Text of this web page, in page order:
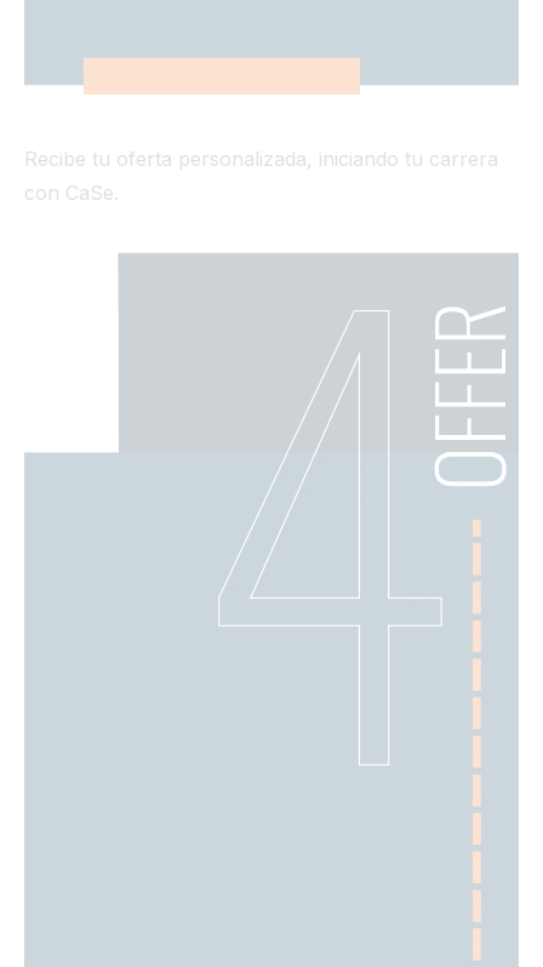
Recibe tu oferta personalizada, iniciando tu carrera
con CaSe.